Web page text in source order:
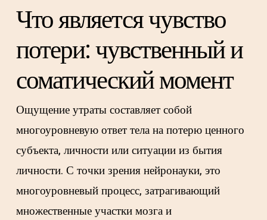
Что является чувство
потери: чувственный и
соматический момент
Ощущение утраты составляет собой
многоуровневую ответ тела на потерю ценного
субъекта, личности или ситуации из бытия
личности. С точки зрения нейронауки, это
многоуровневый процесс, затрагивающий
множественные участки мозга и